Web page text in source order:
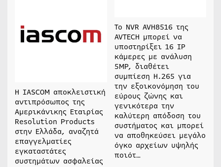
Η IASCOM αποκλειστική
αντιπρόσωπος της
Αμερικάνικης Εταιρίας
Resolution Products
στην Ελλάδα, αναζητά
επαγγελματίες
εγκαταστάτες
συστημάτων ασφαλείας
Το NVR AVH8516 της
AVTECH μπορεί να
υποστηρίξει 16 IP
κάμερες με ανάλυση
5MP, διαθέτει
συμπίεση Η.265 για
την εξοικονόμηση του
εύρους ζώνης και
γενικότερα την
καλύτερη απόδοση του
συστήματος και μπορεί
να αποθηκεύσει μεγάλο
όγκο αρχείων υψηλής
ποιότ…